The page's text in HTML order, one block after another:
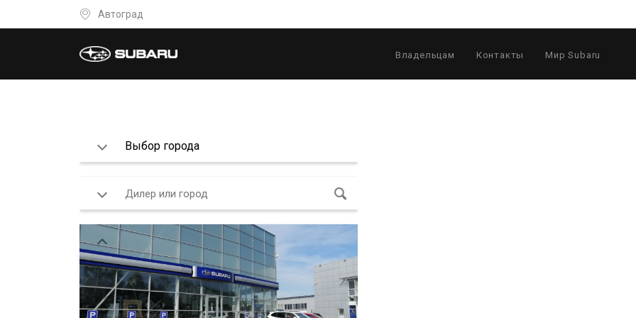
Автоград
Владельцам Контакты Мир Subaru
Выбор города
Барнаул
Белгород
Выбрать всех дилеров
Автоград
г. Тюмень, ул. Республики, д. 280